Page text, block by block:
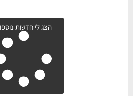
הצג לי חדשות